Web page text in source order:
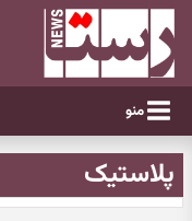
منو
پلاستیک